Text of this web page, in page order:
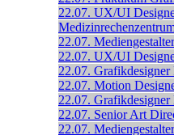
22.07. UX/UI
22.07. Mediengestalter
22.07. UX/UI
22.07. Grafikdesigner
22.07. Motion
22.07. Grafikdesigner
22.07. Senior Art
22.07. Mediengestalter